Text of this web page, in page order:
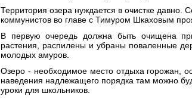
Территория озера нуждается в очистке давно.
коммунистов во главе с Тимуром Шкаховым
В первую очередь должна быть очищена
растения, распилены и убраны поваленные
молодых амуров.
Озеро - необходимое место отдыха горожан,
наведения надлежащего порядка там можно
уроки для школьников.